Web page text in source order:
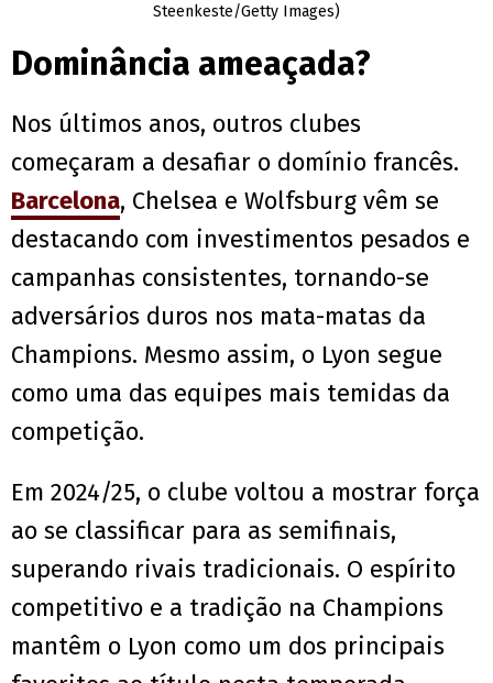
Steenkeste/Getty Images)
Dominância ameaçada?
Nos últimos anos, outros clubes
começaram a desafiar o domínio francês.
Barcelona, Chelsea e Wolfsburg vêm se
destacando com investimentos pesados e
campanhas consistentes, tornando-se
adversários duros nos mata-matas da
Champions. Mesmo assim, o Lyon segue
como uma das equipes mais temidas da
competição.
Em 2024/25, o clube voltou a mostrar força
ao se classificar para as semifinais,
superando rivais tradicionais. O espírito
competitivo e a tradição na Champions
mantêm o Lyon como um dos principais